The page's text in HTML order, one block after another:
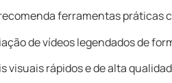
ferramentas práticas
de vídeos legendados de
visuais rápidos e de alta